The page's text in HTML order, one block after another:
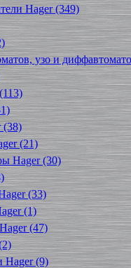
Hager (349)
узо и
(38)
(21)
Hager (30)
(33)
(1)
(47)
Hager (9)